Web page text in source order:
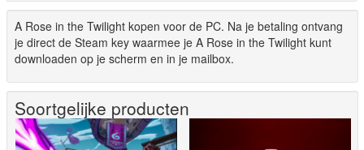
A Rose in the Twilight kopen voor de PC. Na je betaling ontvang
je direct de Steam key waarmee je A Rose in the Twilight kunt
downloaden op je scherm en in je mailbox.
Soortgelijke producten